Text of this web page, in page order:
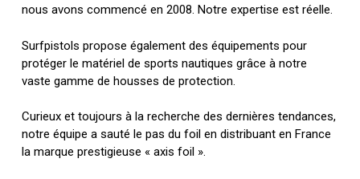
nous avons commencé en 2008. Notre expertise est réelle.
Surfpistols propose également des équipements pour
protéger le matériel de sports nautiques grâce à notre
vaste gamme de housses de protection.
Curieux et toujours à la recherche des dernières tendances,
notre équipe a sauté le pas du foil en distribuant en France
la marque prestigieuse « axis foil ».